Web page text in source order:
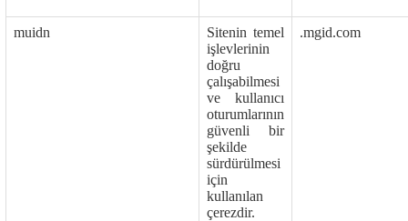
muidn
Sitenin temel
işlevlerinin
doğru
çalışabilmesi
ve kullanıcı
oturumlarının
güvenli bir
şekilde
sürdürülmesi
için
kullanılan
çerezdir.
.mgid.com